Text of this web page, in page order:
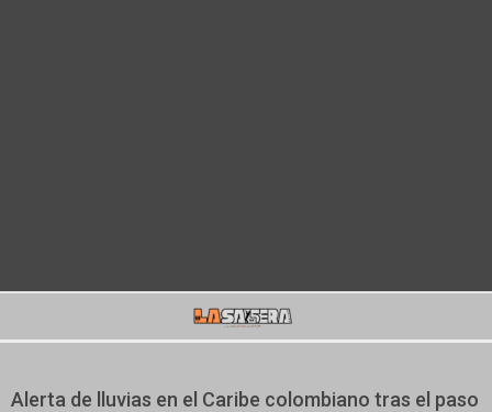
Alerta de lluvias en el Caribe colombiano tras el paso